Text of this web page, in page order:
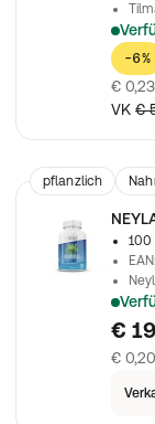
-6%
€
VK €
pflanzlich
100
EAN:
€
€